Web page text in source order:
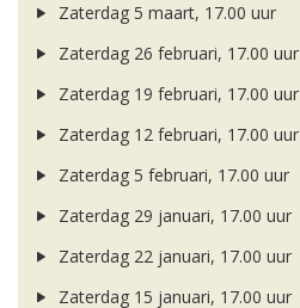
Zaterdag 5 maart, 17.00 uur
Zaterdag 26 februari, 17.00 uur
Zaterdag 19 februari, 17.00 uur
Zaterdag 12 februari, 17.00 uur
Zaterdag 5 februari, 17.00 uur
Zaterdag 29 januari, 17.00 uur
Zaterdag 22 januari, 17.00 uur
Zaterdag 15 januari, 17.00 uur